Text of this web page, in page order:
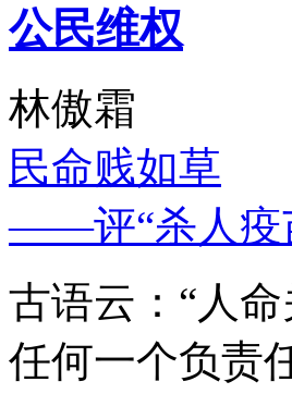
公民维权
林傲霜
民命贱如草
——评“杀人疫
古语云：“人
任何一个负责